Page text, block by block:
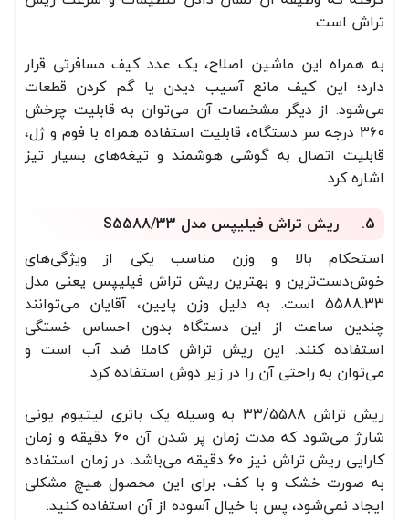
تراش است.
به همراه این ماشین اصلاح، یک عدد کیف مسافرتی قرار
دارد؛ این کیف مانع آسیب دیدن یا گم کردن قطعات
می‌شود. از دیگر مشخصات آن می‌توان به قابلیت چرخش
360 درجه سر دستگاه، قابلیت استفاده همراه با فوم و ژل،
قابلیت اتصال به گوشی هوشمند و تیغه‌های بسیار تیز
اشاره کرد.
5. ریش تراش فیلیپس مدل S5588/33
استحکام بالا و وزن مناسب یکی از ویژگی‌های
خوش‌دست‌ترین و بهترین ریش‌ تراش فیلیپس یعنی مدل
5588.33 است. به دلیل وزن پایین، آقایان می‌توانند
چندین ساعت از این دستگاه بدون احساس خستگی
استفاده کنند. این ریش تراش کاملا ضد آب است و
می‌توان به راحتی آن را در زیر دوش استفاده کرد.
ریش تراش 33/5588 به وسیله یک باتری لیتیوم یونی
شارژ می‌شود که مدت زمان پر شدن آن 60 دقیقه و زمان
کارایی ریش تراش نیز 60 دقیقه می‌باشد. در زمان استفاده
به صورت خشک و با کف، برای این محصول هیچ مشکلی
ایجاد نمی‌شود، پس با خیال آسوده از آن استفاده کنید.